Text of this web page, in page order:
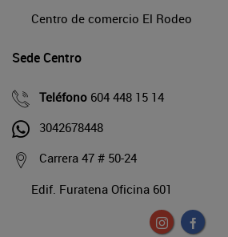
Centro de comercio El Rodeo
Sede Centro
Teléfono 604 448 15 14
3042678448
Carrera 47 # 50-24
Edif. Furatena Oficina 601